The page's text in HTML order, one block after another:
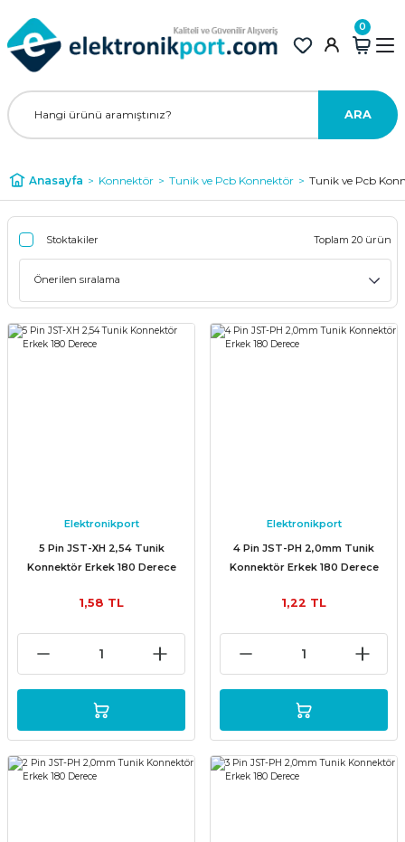
ARA
0
Anasayfa Konnektör Tunik ve Pcb Konnektör Tunik ve Pcb
Stoktakiler Toplam 20 ürün
Elektronikport
5 Pin JST-XH 2,54 Tunik
Konnektör Erkek 180 Derece
1,58 TL
Elektronikport
4 Pin JST-PH 2,0mm Tunik
Konnektör Erkek 180 Derece
1,22 TL